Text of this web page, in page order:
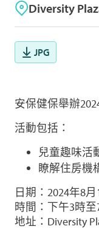
Diversity
JPG
安保健保舉辦
活動包括：
兒童趣味活
瞭解住房機
日期：2024年8月
時間：下午3時至
地址：Diversity